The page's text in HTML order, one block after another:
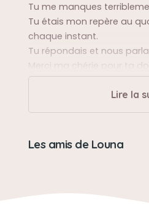
Tu me manques
Tu étais mon repère au
chaque instant.
Tu répondais et nous
Merci ma chérie pour ta
tête et pour avoir
m'avoir accepté telle que je
Je t'aime ma Louna
Sa balade préférée
Le jardin de la maison
Lire la
Les amis de Louna